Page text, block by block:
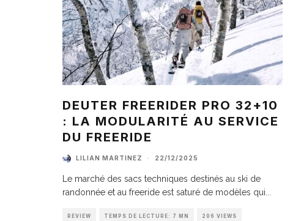
DEUTER FREERIDER PRO 32+10
: LA MODULARITÉ AU SERVICE
DU FREERIDE
LILIAN MARTINEZ · 22/12/2025
Le marché des sacs techniques destinés au ski de
randonnée et au freeride est saturé de modèles qui
REVIEW TEMPS DE LECTURE: 7 MN 206 VIEWS